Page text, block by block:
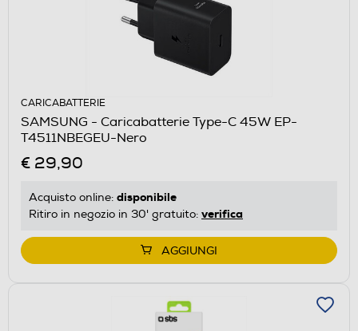
CARICABATTERIE
SAMSUNG - Caricabatterie Type-C 45W EP-
T4511NBEGEU-Nero
€ 29,90
Acquisto online: disponibile
Ritiro in negozio in 30' gratuito: verifica
AGGIUNGI